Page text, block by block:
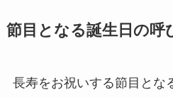
プリザーブドフラ
節目となる誕生日の呼
長寿をお祝いする節目とな